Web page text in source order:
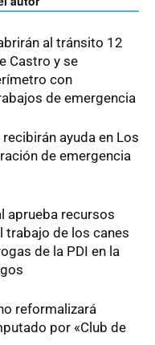
al tránsito 12
Castro y se
con
de emergencia
ayuda en Los
de emergencia
aprueba recursos
trabajo de los canes
de la PDI en la
reformalizará
por «Club de